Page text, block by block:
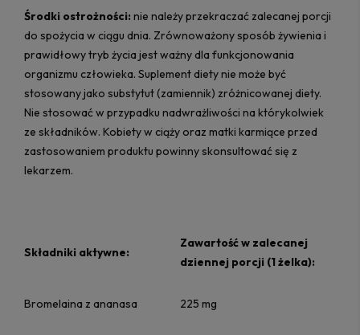
Środki ostrożności: nie należy przekraczać zalecanej porcji
do spożycia w ciągu dnia. Zrównoważony sposób żywienia i
prawidłowy tryb życia jest ważny dla funkcjonowania
organizmu człowieka. Suplement diety nie może być
stosowany jako substytut (zamiennik) zróżnicowanej diety.
Nie stosować w przypadku nadwrażliwości na którykolwiek
ze składników. Kobiety w ciąży oraz matki karmiące przed
zastosowaniem produktu powinny skonsultować się z
lekarzem.
Składniki aktywne:
Zawartość w zalecanej
dziennej porcji (1 żelka):
Bromelaina z ananasa 225 mg